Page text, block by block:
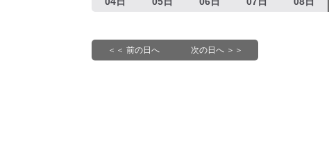
＜＜ 前の日へ 次の日へ ＞＞